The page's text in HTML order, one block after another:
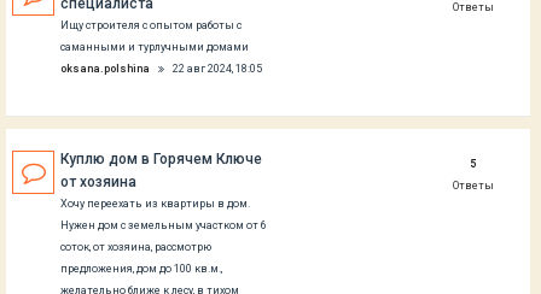
специалиста
Ищу строителя с опытом работы с
саманными и турлучными домами
oksana.polshina
22 авг 2024, 18:05
Ответы
Куплю дом в Горячем Ключе
от хозяина
Хочу переехать из квартиры в дом.
Нужен дом с земельным участком от 6
соток, от хозяина, рассмотрю
предложения, дом до 100 кв.м.,
желательно ближе к лесу, в тихом
5
Ответы